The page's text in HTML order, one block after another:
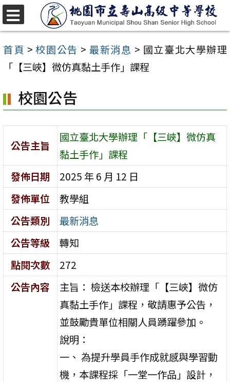
跳
至
主
容
區
首頁 >校園公告 >最新消息 > 國立臺北大學辦理
「【三峽】微仿真黏土手作」課程
校園公告
公告主旨
國立臺北大學辦理「【三峽】微仿真
黏土手作」課程
發佈日期
2025 年 6 月 12 日
發佈單位
教學組
公告類別
最新消息
公告等級
轉知
點閱次數
272
公告內容
主旨： 檢送本校辦理「【三峽】微仿
真黏土手作」課程，敬請惠予公告，
並鼓勵貴單位相關人員踴躍參加。
說明：
一、 為提升學員手作成就感與學習動
機，本課程採「一堂一作品」設計，
選
單